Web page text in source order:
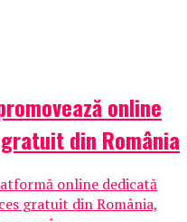
online
din România
online dedicată
gratuit din România,